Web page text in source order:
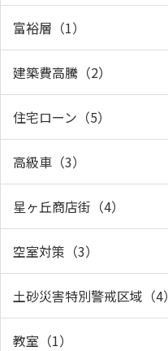
富裕層（1）
建築費高騰（2）
住宅ローン（5）
高級車（3）
星ヶ丘商店街（4）
空室対策（3）
土砂災害特別警戒区域（4）
教室（1）